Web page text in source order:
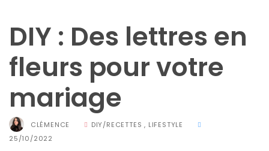
Sac
Floral
Tote
Bag
de Silkyhaus :
mon
DIY : Des lettres en
fleurs pour votre
mariage
CLÉMENCE DIY/RECETTES , LIFESTYLE
25/10/2022